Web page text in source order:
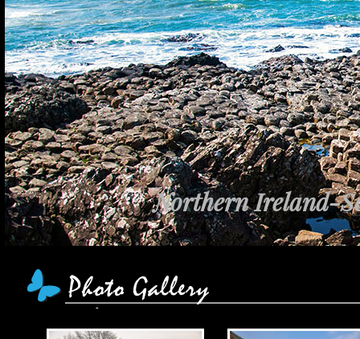
Northern Ireland-